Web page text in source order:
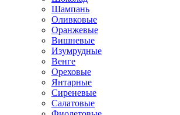
Шампань
Оливковые
Оранжевые
Вишневые
Изумрудные
Венге
Ореховые
Янтарные
Сиреневые
Салатовые